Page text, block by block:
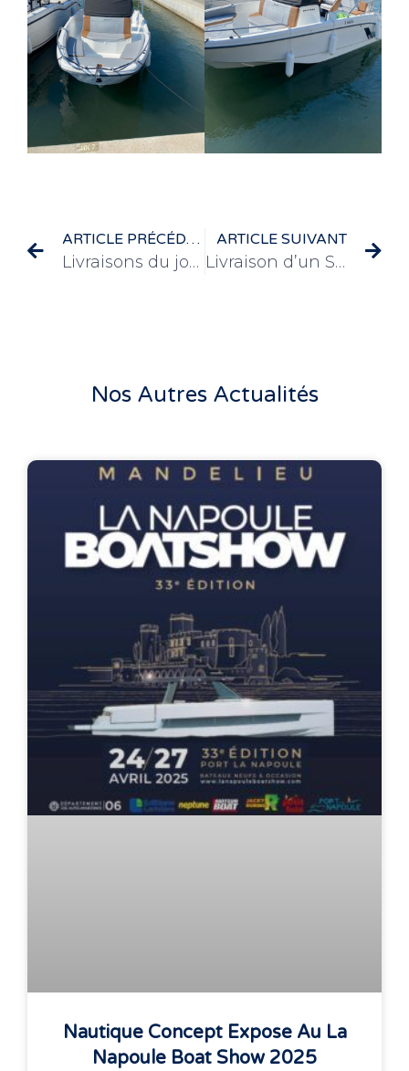
ARTICLE PRÉCÉDENT
Livraisons du jour
ARTICLE SUIVANT
Livraison d’un Seagame 250 CC
Nos Autres Actualités
Nautique Concept Expose Au La
Napoule Boat Show 2025